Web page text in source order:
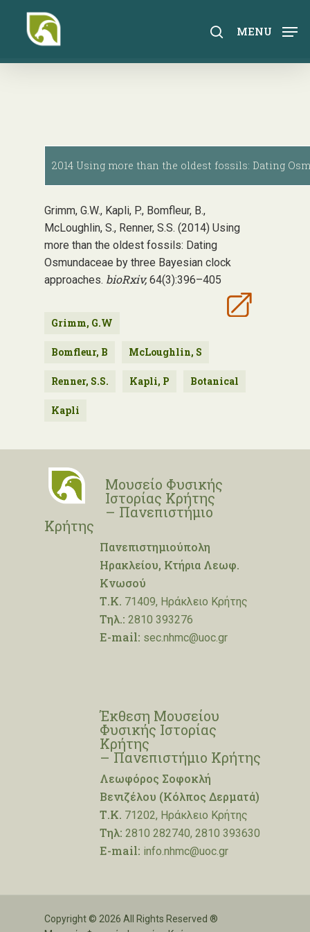
content
search
MENU
2014 Using more than the oldest fossils: Dating
Grimm, G.W., Kapli, P., Bomfleur, B.,
McLoughlin, S., Renner, S.S. (2014) Using
more than the oldest fossils: Dating
Osmundaceae by three Bayesian clock
approaches. bioRxiv, 64(3):396–405
Grimm, G.W
Bomfleur, B McLoughlin, S
Renner, S.S. Kapli, P Botanical
Kapli
Μουσείο Φυσικής
Ιστορίας Κρήτης
– Πανεπιστήμιο
Κρήτης
Πανεπιστημιούπολη
Ηρακλείου, Κτήρια Λεωφ.
Κνωσού
Τ.Κ. 71409, Ηράκλειο Κρήτης
Τηλ.: 2810 393276
E-mail: sec.nhmc@uoc.gr
Έκθεση Μουσείου
Φυσικής Ιστορίας
Κρήτης
– Πανεπιστήμιο Κρήτης
Λεωφόρος Σοφοκλή
Βενιζέλου (Κόλπος Δερματά)
Τ.Κ. 71202, Ηράκλειο Κρήτης
Τηλ: 2810 282740, 2810 393630
E-mail: info.nhmc@uoc.gr
Copyright © 2026 All Rights Reserved ®